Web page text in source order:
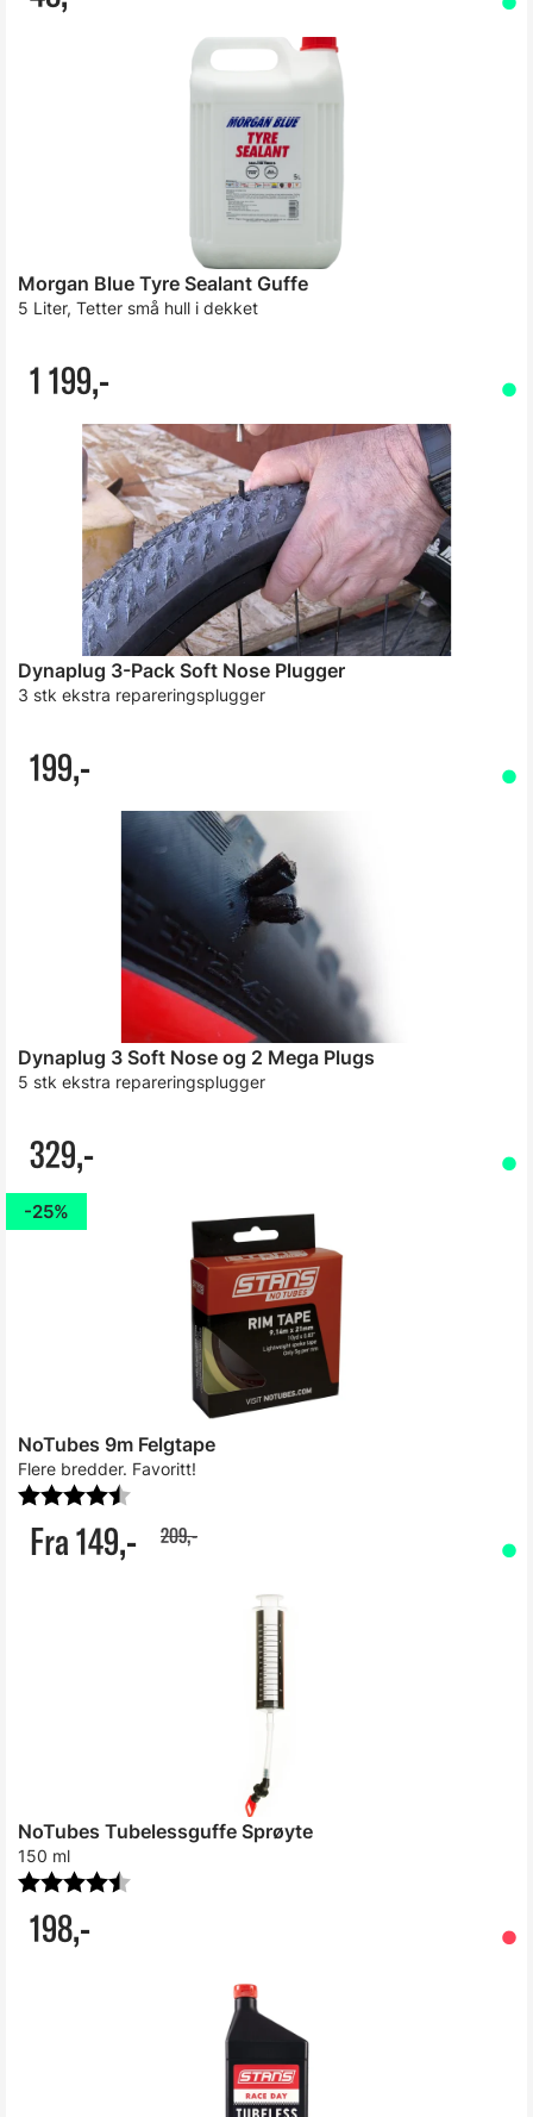
Morgan Blue Tyre Sealant Guffe
5 Liter, Tetter små hull i dekket
1 199,-
Dynaplug 3-Pack Soft Nose Plugger
3 stk ekstra repareringsplugger
199,-
Dynaplug 3 Soft Nose og 2 Mega Plugs
5 stk ekstra repareringsplugger
329,-
25%
NoTubes 9m Felgtape
Flere bredder. Favoritt!
Fra 149,- 209,-
Karakter:
NoTubes Tubelessguffe Sprøyte
150 ml
198,-
Karakter: